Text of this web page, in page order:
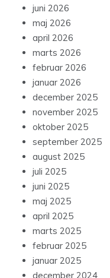
juni 2026
maj 2026
april 2026
marts 2026
februar 2026
januar 2026
december 2025
november 2025
oktober 2025
september 2025
august 2025
juli 2025
juni 2025
maj 2025
april 2025
marts 2025
februar 2025
januar 2025
december 2024